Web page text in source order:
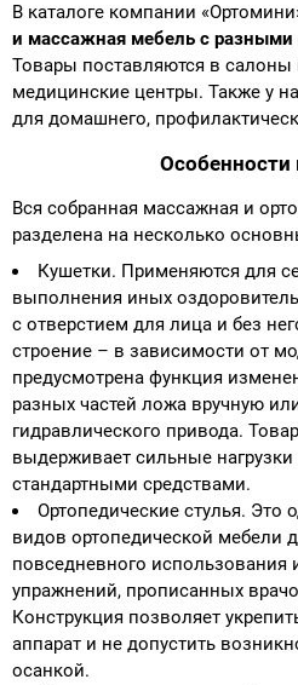
В каталоге компании
и массажная мебель с разными
Товары поставляются в
медицинские центры. Также у
для домашнего,
Особенности
Вся собранная массажная и
разделена на несколько
Кушетки. Применяются для
выполнения иных
с отверстием для лица и без
строение – в зависимости от
предусмотрена функция
разных частей ложа вручную
гидравлического привода.
выдерживает сильные нагрузки
стандартными средствами.
Ортопедические стулья.
видов ортопедической мебели
повседневного
упражнений, прописанных
Конструкция позволяет
аппарат и не допустить
осанкой.